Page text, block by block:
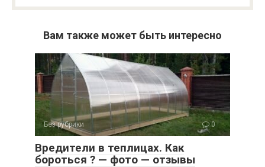
Вам также может быть интересно
Без рубрики 0
Вредители в теплицах. Как
бороться ? — фото — отзывы